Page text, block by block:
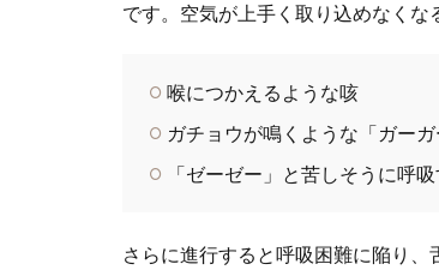
です。空気が上手く取り込めなくな
喉につかえるような咳
ガチョウが鳴くような「ガー
「ゼーゼー」と苦しそうに呼吸
さらに進行すると呼吸困難に陥り